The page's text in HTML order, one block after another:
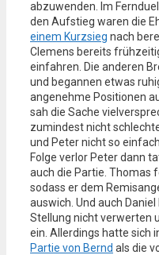
abzuwenden. Im
den Aufstieg waren die
einem Kurzsieg nach
Clemens bereits
einfahren. Die anderen
und begannen etwas
angenehme Positionen
sah die Sache
zumindest nicht
und Peter nicht so
Folge verlor Peter dann
auch die Partie. Thomas
sodass er dem
auswich. Und auch
Stellung nicht verwerten
ein. Allerdings hatte sich
Partie von Bernd als die